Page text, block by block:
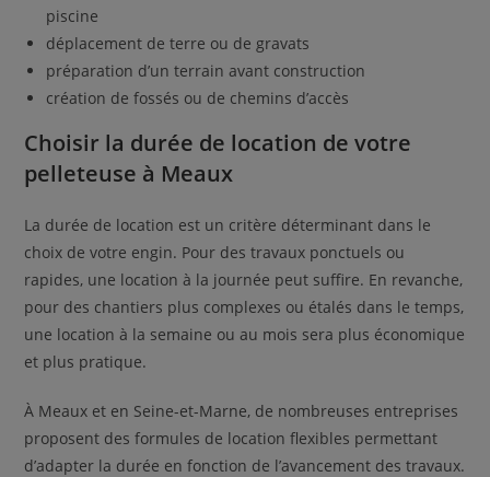
piscine
déplacement de terre ou de gravats
préparation d’un terrain avant construction
création de fossés ou de chemins d’accès
Choisir la durée de location de votre
pelleteuse à Meaux
La durée de location est un critère déterminant dans le
choix de votre engin. Pour des travaux ponctuels ou
rapides, une location à la journée peut suffire. En revanche,
pour des chantiers plus complexes ou étalés dans le temps,
une location à la semaine ou au mois sera plus économique
et plus pratique.
À Meaux et en Seine-et-Marne, de nombreuses entreprises
proposent des formules de location flexibles permettant
d’adapter la durée en fonction de l’avancement des travaux.